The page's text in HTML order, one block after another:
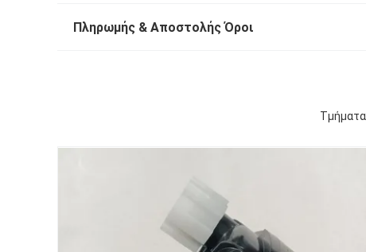
Πληρωμής & Αποστολής Όροι
Τμήματα